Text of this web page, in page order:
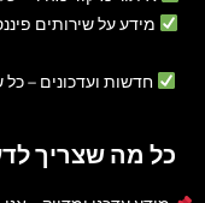
מידע על שירותים
חדשות ועדכונים – כל
כל מה שצריך